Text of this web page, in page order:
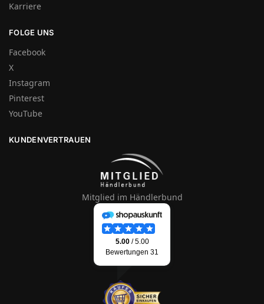
Karriere
FOLGE UNS
Facebook
X
Instagram
Pinterest
YouTube
KUNDENVERTRAUEN
Mitglied im Händlerbund